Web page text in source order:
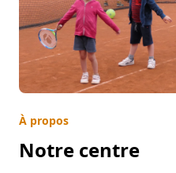
À propos
Notre centre